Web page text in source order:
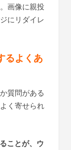
画像に親投
にリダイレ
るよくあ
質問がある
く寄せられ
ことが、ウ